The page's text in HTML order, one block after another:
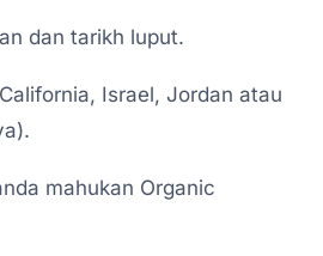
dan tarikh luput.
Israel, Jordan atau
mahukan Organic